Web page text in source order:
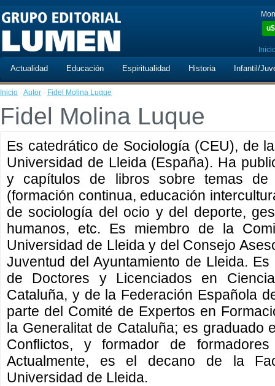
u$
Actualidad Educación Espiritualidad Historia Infantil/
Inicio · Autor · Fidel Molina Luque
Fidel Molina Luque
Es catedrático de Sociología (CEU), de
Universidad de Lleida (España). Ha
y capítulos de libros sobre temas de
(formación continua, educación
de sociología del ocio y del deporte,
humanos, etc. Es miembro de la
Universidad de Lleida y del Consejo
Juventud del Ayuntamiento de Lleida.
de Doctores y Licenciados en
Cataluña, y de la Federación Española
parte del Comité de Expertos en
la Generalitat de Cataluña; es graduado
Conflictos, y formador de
Actualmente, es el decano de la
Universidad de Lleida.